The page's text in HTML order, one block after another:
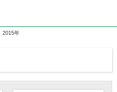
2015年